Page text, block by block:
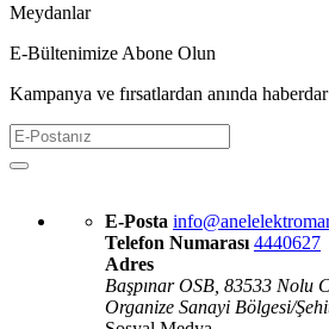
Meydanlar
E-Bültenimize Abone Olun
Kampanya ve fırsatlardan anında
E-Posta
Telefon Numarası 4440627
Adres
Başpınar OSB, 83533 Nolu
Organize Sanayi Bölgesi/